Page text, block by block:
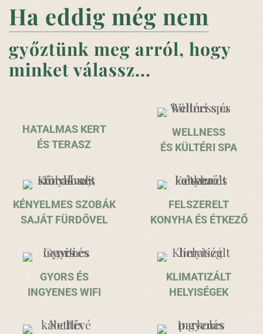
Ha eddig még nem
győztünk meg arról, hogy
minket válassz...
HATALMAS KERT
ÉS TERASZ
WELLNESS
ÉS KÜLTÉRI SPA
KÉNYELMES SZOBÁK
SAJÁT FÜRDŐVEL
FELSZERELT
KONYHA ÉS ÉTKEZŐ
GYORS ÉS
INGYENES WIFI
KLIMATIZÁLT
HELYISÉGEK